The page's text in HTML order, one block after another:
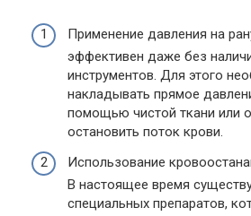
Применение давления на
эффективен даже без
инструментов. Для этого
накладывать прямое
помощью чистой ткани или
остановить поток крови.
Использование
В настоящее время
специальных препаратов,